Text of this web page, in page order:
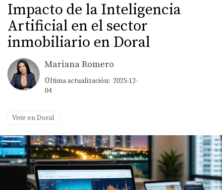
Impacto de la Inteligencia
Artificial en el sector
inmobiliario en Doral
Mariana Romero
Última actualización: 2025-12-
04
Vivir en Doral